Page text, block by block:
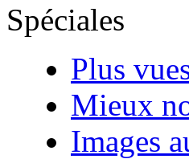
Spéciales
Plus
Mieux
Images